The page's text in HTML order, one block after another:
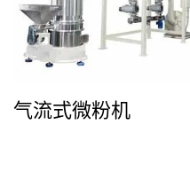
气流式微粉机